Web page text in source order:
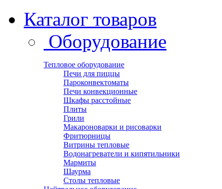
Каталог товаров
Оборудование
Тепловое оборудование
Печи для пиццы
Пароконвектоматы
Печи конвекционные
Шкафы расстойные
Плиты
Грили
Макароноварки и рисоварки
Фритюрницы
Витрины тепловые
Водонагреватели и кипятильники
Мармиты
Шаурма
Столы тепловые